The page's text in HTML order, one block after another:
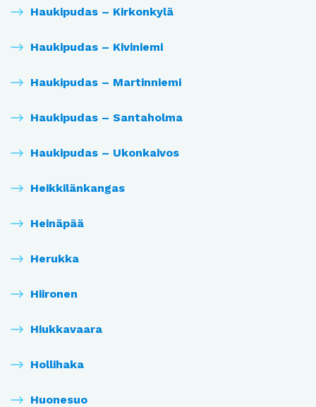
Haukipudas – Kirkonkylä
Haukipudas – Kiviniemi
Haukipudas – Martinniemi
Haukipudas – Santaholma
Haukipudas – Ukonkaivos
Heikkilänkangas
Heinäpää
Herukka
Hiironen
Hiukkavaara
Hollihaka
Huonesuo